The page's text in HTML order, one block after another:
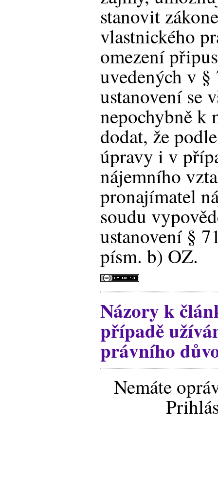
stanovit
vlastnického
omezení
uvedených v
ustanovení se
nepochybně k
dodat, že
úpravy i v
nájemního
pronajímatel
soudu
ustanovení §
písm. b) OZ.
Názory k
případě
právního
Nemáte